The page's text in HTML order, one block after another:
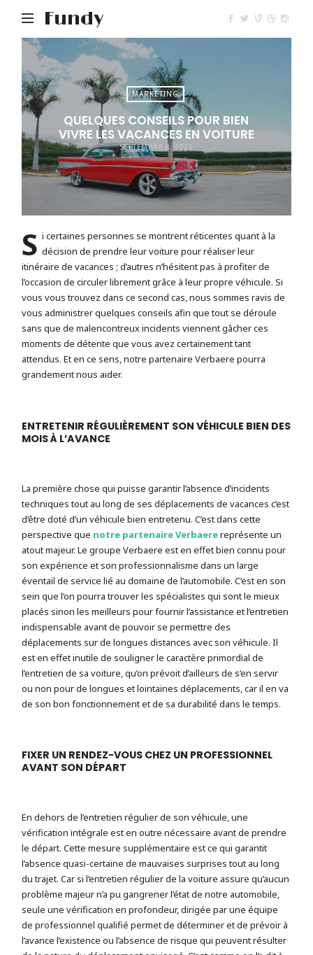
Fundy
MARKETING
QUELQUES CONSEILS POUR BIEN
VIVRE LES VACANCES EN VOITURE
SEPTEMBRE 8, 2022
S i certaines personnes se montrent réticentes quant à la
décision de prendre leur voiture pour réaliser leur
itinéraire de vacances ; d’autres n’hésitent pas à profiter de
l’occasion de circuler librement grâce à leur propre véhicule. Si
vous vous trouvez dans ce second cas, nous sommes ravis de
vous administrer quelques conseils afin que tout se déroule
sans que de malencontreux incidents viennent gâcher ces
moments de détente que vous avez certainement tant
attendus. Et en ce sens, notre partenaire Verbaere pourra
grandement nous aider.
ENTRETENIR RÉGULIÈREMENT SON VÉHICULE BIEN DES
MOIS À L’AVANCE
La première chose qui puisse garantir l’absence d’incidents
techniques tout au long de ses déplacements de vacances c’est
d’être doté d’un véhicule bien entretenu. C’est dans cette
perspective que notre partenaire Verbaerereprésente un
atout majeur. Le groupe Verbaere est en effet bien connu pour
son expérience et son professionnalisme dans un large
éventail de service lié au domaine de l’automobile. C’est en son
sein que l’on pourra trouver les spécialistes qui sont le mieux
placés sinon les meilleurs pour fournir l’assistance et l’entretien
indispensable avant de pouvoir se permettre des
déplacements sur de longues distances avec son véhicule. Il
est en effet inutile de souligner le caractère primordial de
l’entretien de sa voiture, qu’on prévoit d’ailleurs de s’en servir
ou non pour de longues et lointaines déplacements, car il en va
de son bon fonctionnement et de sa durabilité dans le temps.
FIXER UN RENDEZ-VOUS CHEZ UN PROFESSIONNEL
AVANT SON DÉPART
En dehors de l’entretien régulier de son véhicule, une
vérification intégrale est en outre nécessaire avant de prendre
le départ. Cette mesure supplémentaire est ce qui garantit
l’absence quasi-certaine de mauvaises surprises tout au long
du trajet. Car si l’entretien régulier de la voiture assure qu’aucun
problème majeur n’a pu gangrener l’état de notre automobile,
seule une vérification en profondeur, dirigée par une équipe
de professionnel qualifié permet de déterminer et de prévoir à
l’avance l’existence ou l’absence de risque qui peuvent résulter